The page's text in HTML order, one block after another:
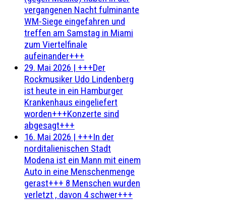
vergangenen Nacht fulminante
WM-Siege eingefahren und
treffen am Samstag in Miami
zum Viertelfinale
aufeinander+++
29. Mai 2026 | +++Der
Rockmusiker Udo Lindenberg
ist heute in ein Hamburger
Krankenhaus eingeliefert
worden+++Konzerte sind
abgesagt+++
16. Mai 2026 | +++In der
norditalienischen Stadt
Modena ist ein Mann mit einem
Auto in eine Menschenmenge
gerast+++ 8 Menschen wurden
verletzt , davon 4 schwer+++